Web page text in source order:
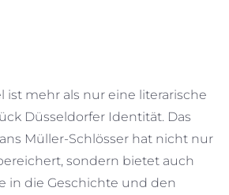
ist mehr als nur eine literarische
Düsseldorfer Identität. Das
Müller-Schlösser hat nicht nur
sondern bietet auch
in die Geschichte und den